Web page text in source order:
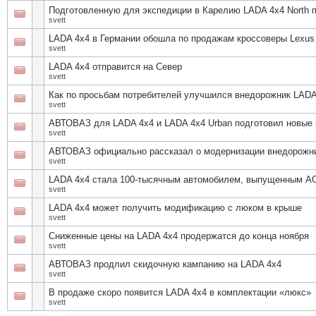
Подготовленную для экспедиции в Карелию LADA 4x4 North
svett
LADA 4x4 в Германии обошла по продажам кроссоверы
svett
LADA 4x4 отправится на Север
svett
Как по просьбам потребителей улучшился внедорожник
svett
АВТОВАЗ для LADA 4x4 и LADA 4x4 Urban подготовил новые
svett
АВТОВАЗ официально рассказал о модернизации
svett
LADA 4x4 стала 100-тысячным автомобилем, выпущенным
svett
LADA 4x4 может получить модификацию с люком в крыше
svett
Сниженные цены на LADA 4x4 продержатся до конца ноября
svett
АВТОВАЗ продлил скидочную кампанию на LADA 4x4
svett
В продаже скоро появится LADA 4x4 в комплектации «люкс»
svett